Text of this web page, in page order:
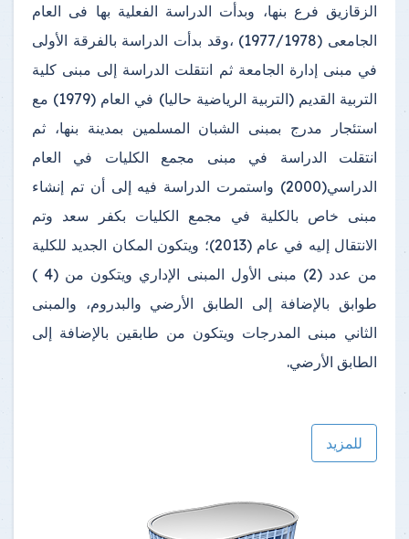
الزقازيق فرع بنها، وبدأت الدراسة الفعلية بها فى العام
الجامعى (1977/1978) ،وقد بدأت الدراسة بالفرقة الأولى
في مبنى إدارة الجامعة ثم انتقلت الدراسة إلى مبنى كلية
التربية القديم (التربية الرياضية حاليا) في العام (1979) مع
استئجار مدرج بمبنى الشبان المسلمين بمدينة بنها، ثم
انتقلت الدراسة في مبنى مجمع الكليات في العام
الدراسي(2000) واستمرت الدراسة فيه إلى أن تم إنشاء
مبنى خاص بالكلية في مجمع الكليات بكفر سعد وتم
الانتقال إليه في عام (2013)؛ ويتكون المكان الجديد للكلية
من عدد (2) مبنى الأول المبنى الإداري ويتكون من (4 )
طوابق بالإضافة إلى الطابق الأرضي والبدروم، والمبنى
الثاني مبنى المدرجات ويتكون من طابقين بالإضافة إلى
الطابق الأرضي.
للمزيد